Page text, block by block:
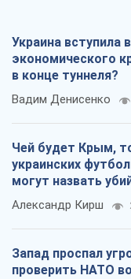
Украина вступила
экономического
в конце туннеля?
Вадим Денисенко
Чей будет Крым,
украинских
могут назвать
Александр Кирш
Запад проспал
проверить НАТО